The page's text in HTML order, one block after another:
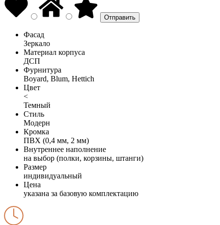
Фасад
Зеркало
Материал корпуса
ДСП
Фурнитура
Boyard, Blum, Hettich
Цвет
<
Темный
Стиль
Модерн
Кромка
ПВХ (0,4 мм, 2 мм)
Внутреннее наполнение
на выбор (полки, корзины, штанги)
Размер
индивидуальный
Цена
указана за базовую комплектацию